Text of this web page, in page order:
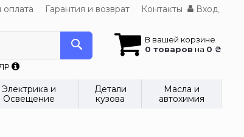
оплата Гарантия и возврат Контакты Вход
В вашей корзине
0 товаров на 0 ₴
Электрика и
Освещение
Детали
кузова
Масла и
автохимия